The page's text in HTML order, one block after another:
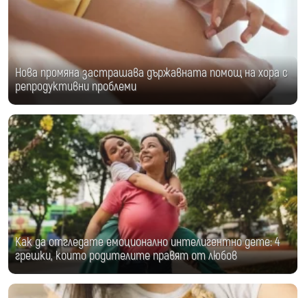
Нова промяна застрашава държавната помощ на хора с
репродуктивни проблеми
Как да отгледате емоционално интелигентно дете: 4
грешки, които родителите правят от любов